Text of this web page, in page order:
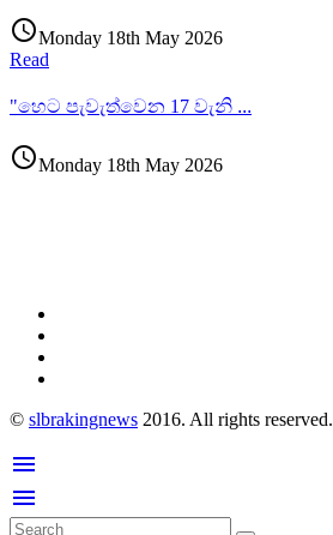
access_timeMonday 18th May 2026
Read
"හෙට පැවැත්වෙන 17 වැනි ...
access_timeMonday 18th May 2026
© slbrakingnews 2016. All rights reserved.
menu
menu